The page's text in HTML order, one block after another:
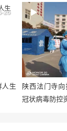
生
26
陕西法门寺
冠状病毒防控